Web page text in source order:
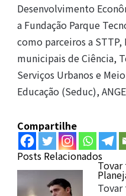
Desenvolvimento
a Fundação Parque
como parceiros a
municipais de Ciência,
Serviços Urbanos e
Educação (Seduc),
Compartilhe
Posts Relacionados